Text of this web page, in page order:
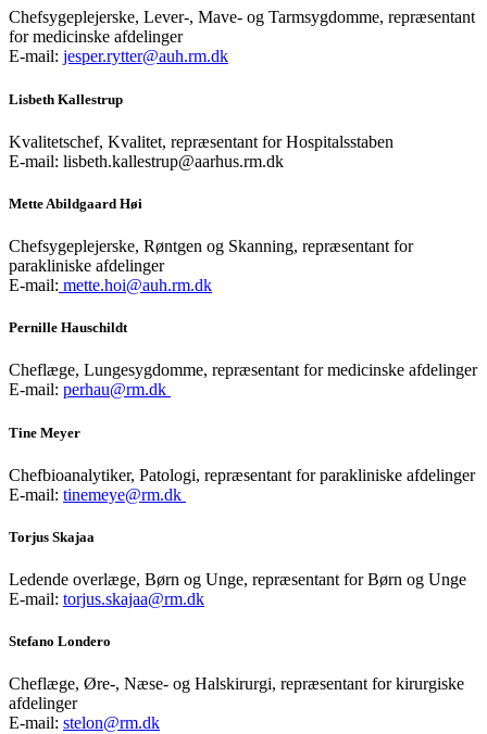
Chefsygeplejerske, Lever-, Mave- og Tarmsygdomme, repræsentant
for medicinske afdelinger
E-mail: jesper.rytter@auh.rm.dk
Lisbeth Kallestrup
Kvalitetschef, Kvalitet, repræsentant for Hospitalsstaben
E-mail: lisbeth.kallestrup@aarhus.rm.dk
Mette Abildgaard Høi
Chefsygeplejerske, Røntgen og Skanning, repræsentant for
parakliniske afdelinger
E-mail: mette.hoi@auh.rm.dk
Pernille Hauschildt
Cheflæge, Lungesygdomme, repræsentant for medicinske afdelinger
E-mail: perhau@rm.dk
Tine Meyer
Chefbioanalytiker, Patologi, repræsentant for parakliniske afdelinger
E-mail: tinemeye@rm.dk
Torjus Skajaa
Ledende overlæge, Børn og Unge, repræsentant for Børn og Unge
E-mail: torjus.skajaa@rm.dk
Stefano Londero
Cheflæge, Øre-, Næse- og Halskirurgi, repræsentant for kirurgiske
afdelinger
E-mail: stelon@rm.dk